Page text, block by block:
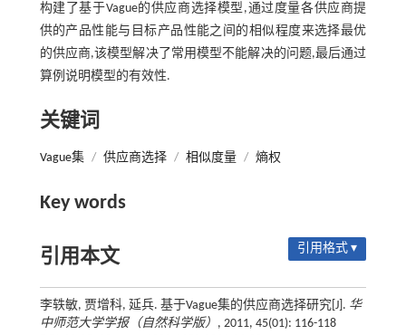
构建了基于Vague的供应商选择模型,通过度量各供应商提
供的产品性能与目标产品性能之间的相似程度来选择最优
的供应商,该模型解决了常用模型不能解决的问题,最后通过
算例说明模型的有效性.
关键词
Vague集 / 供应商选择 / 相似度量 / 熵权
Key words
引用本文 引用格式 ▾
李轶敏, 贾增科, 延兵. 基于Vague集的供应商选择研究[J]. 华
中师范大学学报（自然科学版） , 2011, 45(01): 116-118